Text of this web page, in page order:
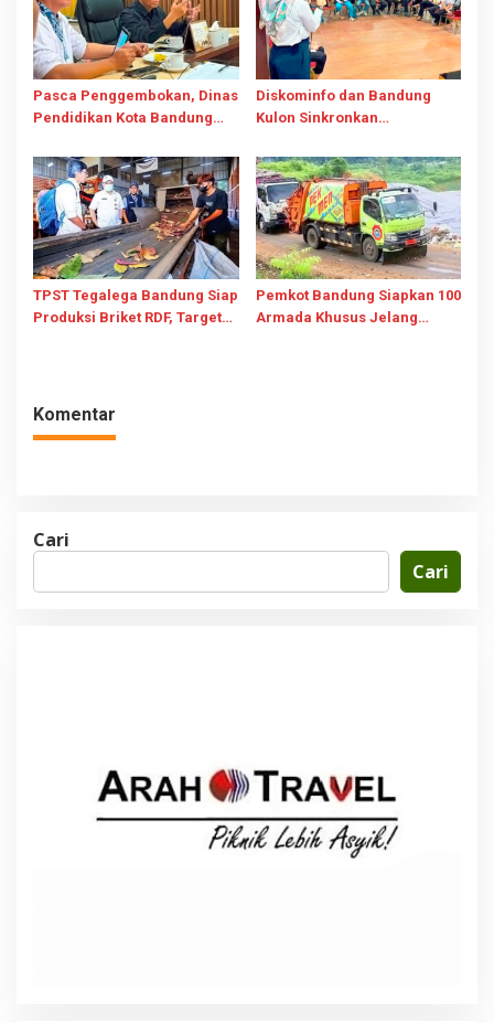
Pasca Penggembokan, Dinas
Pendidikan Kota Bandung
026 Bojongloa Tetap Berjalan
Diskominfo dan Bandung
Kulon Sinkronkan
Perkuat Diseminasi
Informasi Kewilayahan
TPST Tegalega Bandung Siap
Produksi Briket RDF, Target
Pemkot Bandung Siapkan 100
Armada Khusus Jelang
Komentar
Cari
Cari